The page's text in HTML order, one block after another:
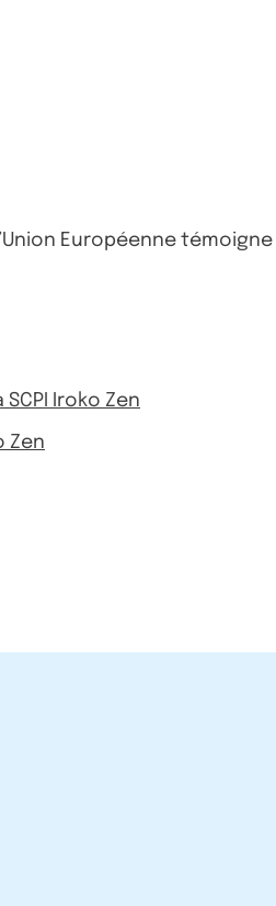
Européenne
Iroko Zen
Zen